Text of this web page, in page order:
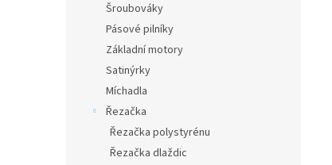
Šroubováky
Pásové pilníky
Základní motory
Satinýrky
Míchadla
Řezačka
Řezačka polystyrénu
Řezačka dlaždic